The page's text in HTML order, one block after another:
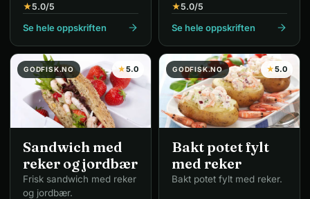
★5.0/5
Se hele oppskriften
★5.0/5
Se hele oppskriften
GODFISK.NO ★5.0
Sandwich med
reker og jordbær
Frisk sandwich med reker
og jordbær.
GODFISK.NO ★5.0
Bakt potet fylt
med reker
Bakt potet fylt med reker.